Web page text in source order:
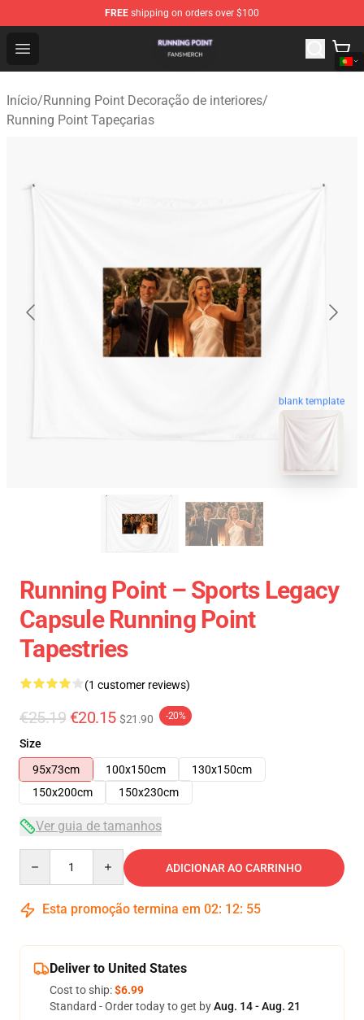
FREE shipping on orders over $100
Open menu
Running Point Shop - Official Running Point
Início/Running Point Decoração de interiores/
Running Point Tapeçarias
blank template
Running Point – Sports Legacy
Capsule Running Point
Tapestries
(1 customer reviews)
€25.19 €20.15 $21.90 -20%
Size
95x73cm
100x150cm
130x150cm
150x200cm
150x230cm
Ver guia de tamanhos
ADICIONAR AO CARRINHO
Esta promoção termina em 02: 12: 54
Deliver to United States
Cost to ship:$6.99
Standard - Order today to get byAug. 14 - Aug. 21